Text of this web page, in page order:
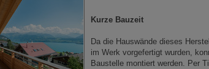
Kurze Bauzeit
Da die Hauswände dieses
im Werk vorgefertigt wurden,
Baustelle montiert werden. Per